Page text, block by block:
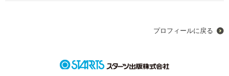
プロフィールに戻る